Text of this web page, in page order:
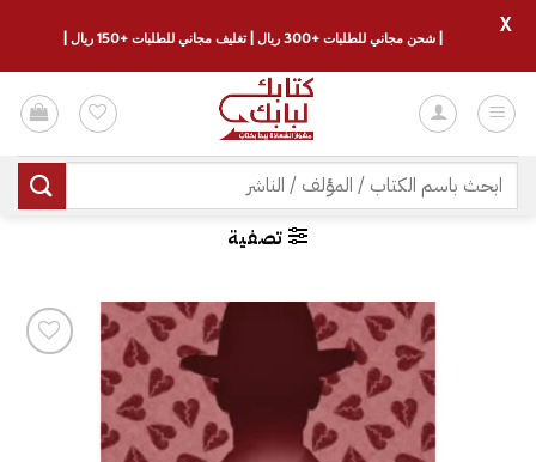
للمحتوى
البحث
عن:
تصفية
| شحن مجاني للطلبات +300 ريال | تغليف مجاني للطلبات +150 ريال |
X